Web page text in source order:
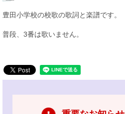
豊田小学校の校歌の歌詞と楽譜です。
普段、3番は歌いません。